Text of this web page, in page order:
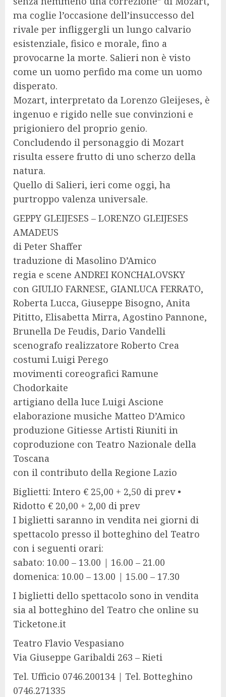
ma coglie l’occasione dell’insuccesso del
rivale per infliggergli un lungo calvario
esistenziale, fisico e morale, fino a
provocarne la morte. Salieri non è visto
come un uomo perfido ma come un uomo
disperato.
Mozart, interpretato da Lorenzo Gleijeses, è
ingenuo e rigido nelle sue convinzioni e
prigioniero del proprio genio.
Concludendo il personaggio di Mozart
risulta essere frutto di uno scherzo della
natura.
Quello di Salieri, ieri come oggi, ha
purtroppo valenza universale.
GEPPY GLEIJESES – LORENZO GLEIJESES
AMADEUS
di Peter Shaffer
traduzione di Masolino D’Amico
regia e scene ANDREI KONCHALOVSKY
con GIULIO FARNESE, GIANLUCA FERRATO,
Roberta Lucca, Giuseppe Bisogno, Anita
Pititto, Elisabetta Mirra, Agostino Pannone,
Brunella De Feudis, Dario Vandelli
scenografo realizzatore Roberto Crea
costumi Luigi Perego
movimenti coreografici Ramune
Chodorkaite
artigiano della luce Luigi Ascione
elaborazione musiche Matteo D’Amico
produzione Gitiesse Artisti Riuniti in
coproduzione con Teatro Nazionale della
Toscana
con il contributo della Regione Lazio
Biglietti: Intero € 25,00 + 2,50 di prev •
Ridotto € 20,00 + 2,00 di prev
I biglietti saranno in vendita nei giorni di
spettacolo presso il botteghino del Teatro
con i seguenti orari:
sabato: 10.00 – 13.00 | 16.00 – 21.00
domenica: 10.00 – 13.00 | 15.00 – 17.30
I biglietti dello spettacolo sono in vendita
sia al botteghino del Teatro che online su
Ticketone.it
Teatro Flavio Vespasiano
Via Giuseppe Garibaldi 263 – Rieti
Tel. Ufficio 0746.200134 | Tel. Botteghino
0746.271335